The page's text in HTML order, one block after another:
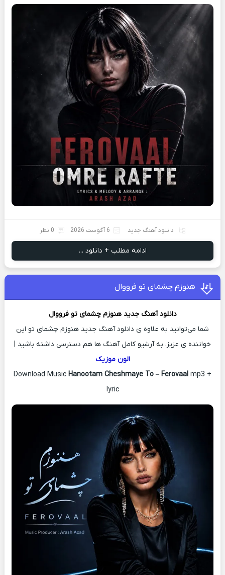
دانلود آهنگ جدید 6 آگوست 2026 0 نظر
ادامه مطلب + دانلود ...
هنوزم چشمای تو فرووال
دانلود آهنگ جدید هنوزم چشمای توفرووال
شما می‌توانید به علاوه ی دانلود آهنگ جدید هنوزم چشمای تو این
خواننده ی عزیز، به آرشیو کامل آهنگ ها هم دسترسی داشته باشید |
الون موزیک
Download Music Hanootam Cheshmaye To – Ferovaal mp3 +
lyric